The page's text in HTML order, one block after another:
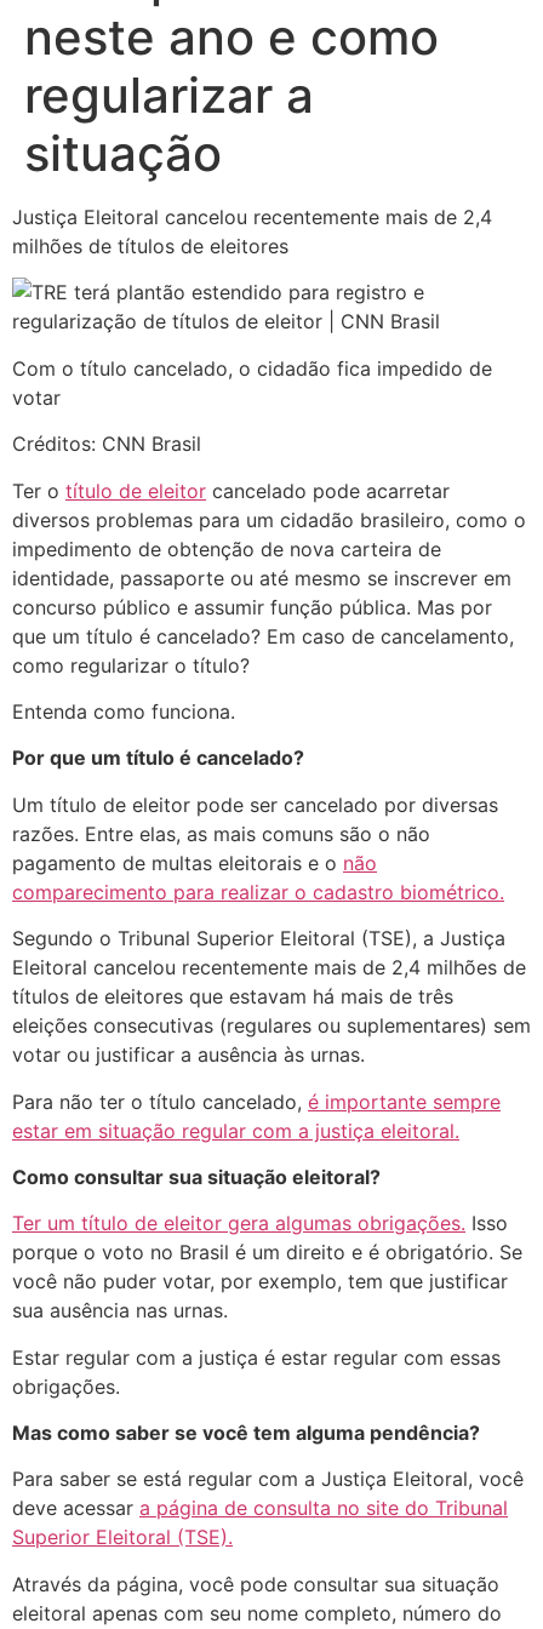
neste ano e como
regularizar a
situação
Justiça Eleitoral cancelou recentemente mais de 2,4
milhões de títulos de eleitores
Com o título cancelado, o cidadão fica impedido de
votar
Créditos: CNN Brasil
Ter o título de eleitor cancelado pode acarretar
diversos problemas para um cidadão brasileiro, como o
impedimento de obtenção de nova carteira de
identidade, passaporte ou até mesmo se inscrever em
concurso público e assumir função pública. Mas por
que um título é cancelado? Em caso de cancelamento,
como regularizar o título?
Entenda como funciona.
Por que um título é cancelado?
Um título de eleitor pode ser cancelado por diversas
razões. Entre elas, as mais comuns são o não
pagamento de multas eleitorais e o não
comparecimento para realizar o cadastro biométrico.
Segundo o Tribunal Superior Eleitoral (TSE), a Justiça
Eleitoral cancelou recentemente mais de 2,4 milhões de
títulos de eleitores que estavam há mais de três
eleições consecutivas (regulares ou suplementares) sem
votar ou justificar a ausência às urnas.
Para não ter o título cancelado, é importante sempre
estar em situação regular com a justiça eleitoral.
Como consultar sua situação eleitoral?
Ter um título de eleitor gera algumas obrigações. Isso
porque o voto no Brasil é um direito e é obrigatório. Se
você não puder votar, por exemplo, tem que justificar
sua ausência nas urnas.
Estar regular com a justiça é estar regular com essas
obrigações.
Mas como saber se você tem alguma pendência?
Para saber se está regular com a Justiça Eleitoral, você
deve acessar a página de consulta no site do Tribunal
Superior Eleitoral (TSE).
Através da página, você pode consultar sua situação
eleitoral apenas com seu nome completo, número do